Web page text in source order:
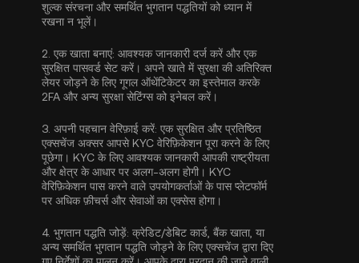
शुल्क संरचना और समर्थित भुगतान पद्धतियों को ध्यान में
रखना न भूलें।
2. एक खाता बनाएं: आवश्यक जानकारी दर्ज करें और एक
सुरक्षित पासवर्ड सेट करें। अपने खाते में सुरक्षा की अतिरिक्त
लेयर जोड़ने के लिए गूगल ऑथेंटिकेटर का इस्तेमाल करके
2FA और अन्य सुरक्षा सेटिंग्स को इनेबल करें।
3. अपनी पहचान वेरिफ़ाई करें: एक सुरक्षित और प्रतिष्ठित
एक्सचेंज अक्सर आपसेKYC वेरिफ़िकेशन पूरा करने के लिए
पूछेगा। KYC के लिए आवश्यक जानकारी आपकी राष्ट्रीयता
और क्षेत्र के आधार पर अलग-अलग होगी। KYC
वेरिफ़िकेशन पास करने वाले उपयोगकर्ताओं के पास प्लेटफॉर्म
पर अधिक फ़ीचर्स और सेवाओं का एक्सेस होगा।
4. भुगतान पद्धति जोड़ें: क्रेडिट/डेबिट कार्ड, बैंक खाता, या
अन्य समर्थित भुगतान पद्धति जोड़ने के लिए एक्सचेंज द्वारा दिए